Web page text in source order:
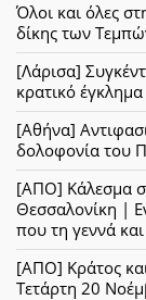
Όλοι και όλες
δίκης των
[Λάρισα]
κρατικό
[Αθήνα]
δολοφονία του
[ΑΠΟ] Κάλεσμα
Θεσσαλονίκη |
που τη γεννά
[ΑΠΟ] Κράτος
Τετάρτη 20